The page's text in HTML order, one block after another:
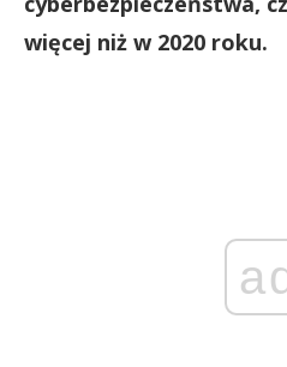
więcej niż w 2020 roku.